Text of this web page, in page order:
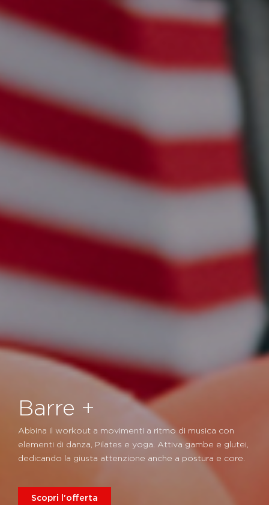
Barre +
Abbina il workout a movimenti a ritmo di musica con
elementi di danza, Pilates e yoga. Attiva gambe e glutei,
dedicando la giusta attenzione anche a postura e core.
Scopri l'offerta